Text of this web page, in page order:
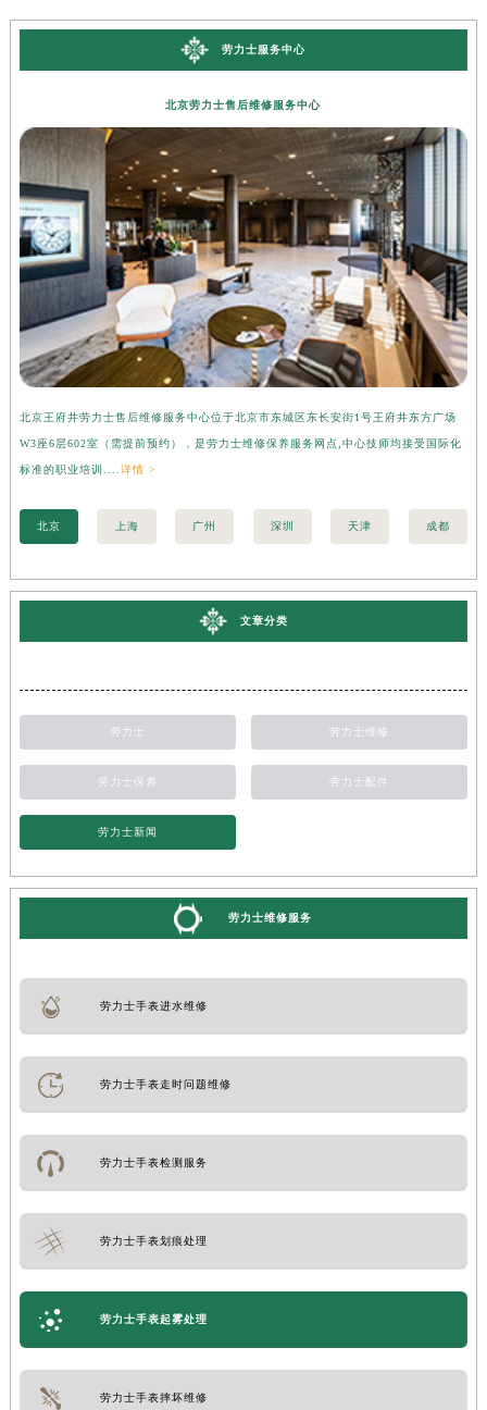
劳力士服务中心
北京劳力士售后维修服务中心
北京王府井劳力士售后维修服务中心位于北京市东城区东长安街1号王府井东方广场
W3座6层602室（需提前预约），是劳力士维修保养服务网点,中心技师均接受国际化
标准的职业培训....详情 >
北京 上海 广州 深圳 天津 成都
文章分类
劳力士 劳力士维修
劳力士保养 劳力士配件
劳力士新闻
劳力士维修服务
劳力士手表进水维修
劳力士手表走时问题维修
劳力士手表检测服务
劳力士手表划痕处理
劳力士手表起雾处理
劳力士手表摔坏维修